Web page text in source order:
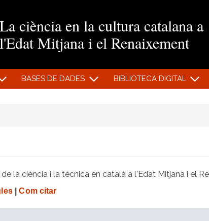
La ciència en la cultura catalana a
l'Edat Mitjana i el Renaixement
BASES DE DADES BIBLIOTECA DIGITAL
la ciència i la tècnica en català a l'Edat Mitjana i el
| Com citar